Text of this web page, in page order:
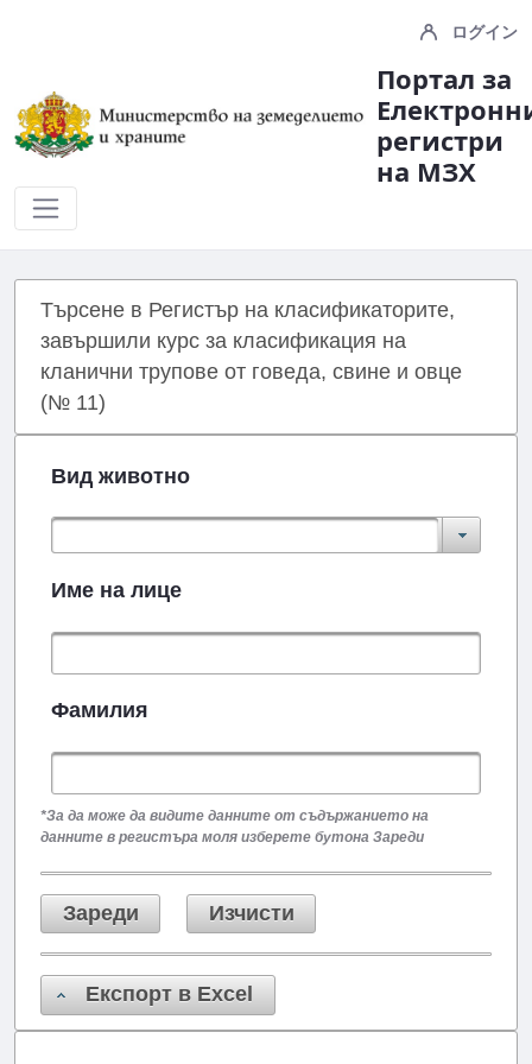
ログイン
Портал за
регистри
на МЗX
Registers
Търсене в Регистър на класификаторите,
завършили курс за класификация на
кланични трупове от говеда, свине и овце
(№ 11)
Вид животно
Име на лице
Фамилия
*За да може да видите данните от съдържанието на
данните в регистъра моля изберете бутона Зареди
Зареди Изчисти
Експорт в Excel